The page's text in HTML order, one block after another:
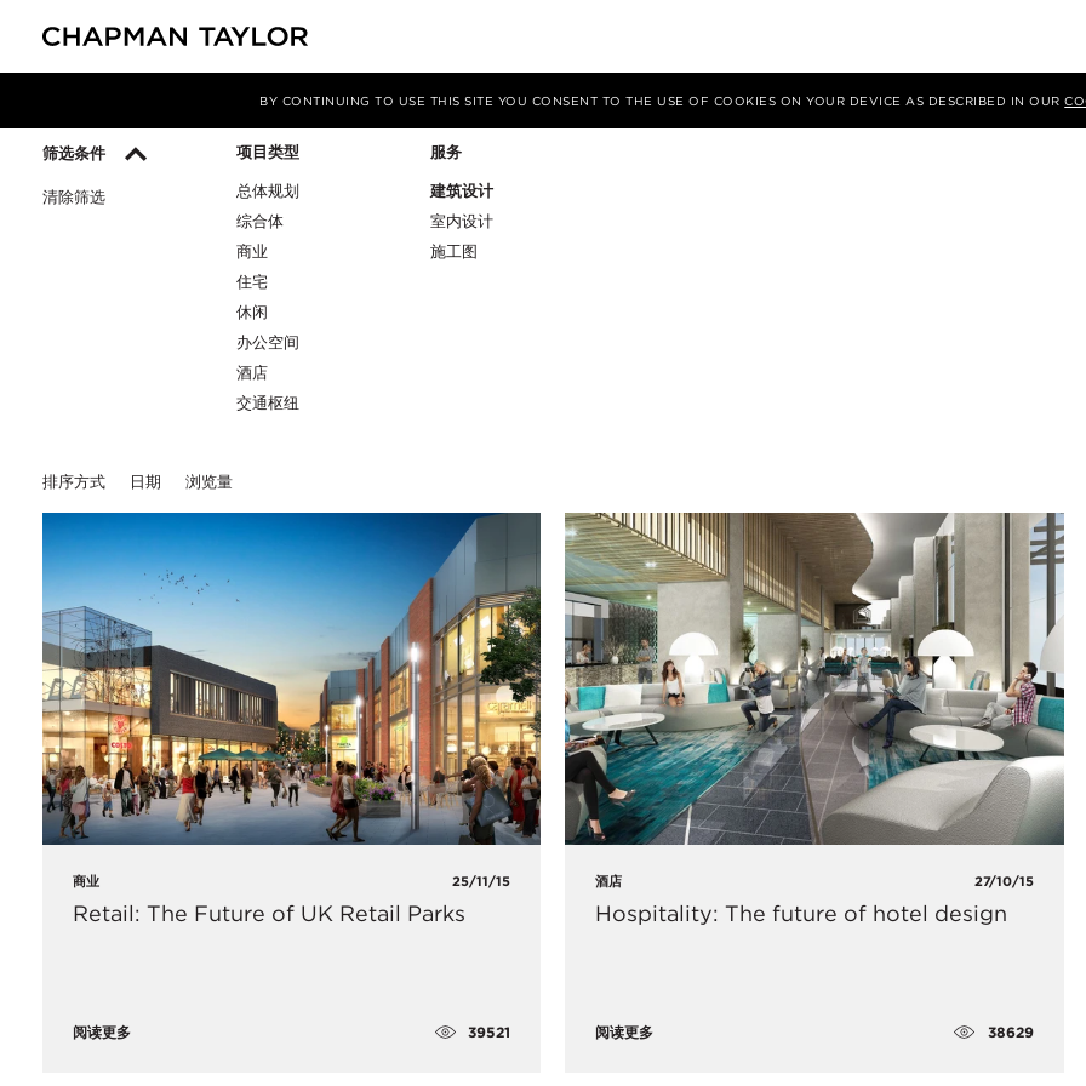
BY CONTINUING TO USE THIS SITE YOU CONSENT TO THE USE OF COOKIES ON YOUR DEVICE AS DESCRIBED IN OUR
筛选条件
清除筛选
项目类型
总体规划
综合体
商业
住宅
休闲
办公空间
酒店
交通枢纽
服务
建筑设计
室内设计
施工图
排序方式 日期 浏览量
商业 25/11/15
Retail: The Future of UK Retail Parks
阅读更多 39521
酒店 27/10/15
Hospitality: The future of hotel design
阅读更多 38629